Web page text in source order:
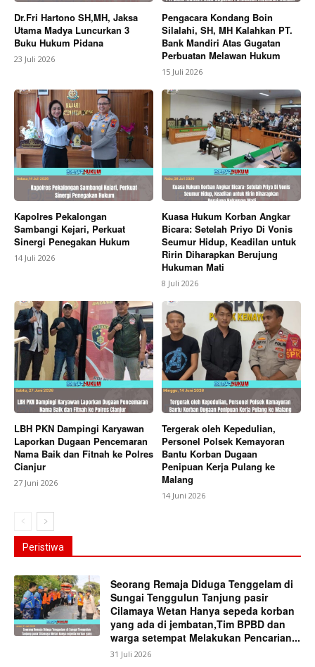
Dr.Fri Hartono SH,MH, Jaksa
Utama Madya Luncurkan 3
Buku Hukum Pidana
23 Juli 2026
Pengacara Kondang Boin
Silalahi, SH, MH Kalahkan PT.
Bank Mandiri Atas Gugatan
Perbuatan Melawan Hukum
15 Juli 2026
Kapolres Pekalongan
Sambangi Kejari, Perkuat
Sinergi Penegakan Hukum
14 Juli 2026
Kuasa Hukum Korban Angkar
Bicara: Setelah Priyo Di Vonis
Seumur Hidup, Keadilan untuk
Ririn Diharapkan Berujung
Hukuman Mati
8 Juli 2026
LBH PKN Dampingi Karyawan
Laporkan Dugaan Pencemaran
Nama Baik dan Fitnah ke Polres
Cianjur
27 Juni 2026
Tergerak oleh Kepedulian,
Personel Polsek Kemayoran
Bantu Korban Dugaan
Penipuan Kerja Pulang ke
Malang
14 Juni 2026
Peristiwa
Seorang Remaja Diduga Tenggelam di
Sungai Tenggulun Tanjung pasir
Cilamaya Wetan Hanya sepeda korban
yang ada di jembatan,Tim BPBD dan
warga setempat Melakukan Pencarian...
31 Juli 2026